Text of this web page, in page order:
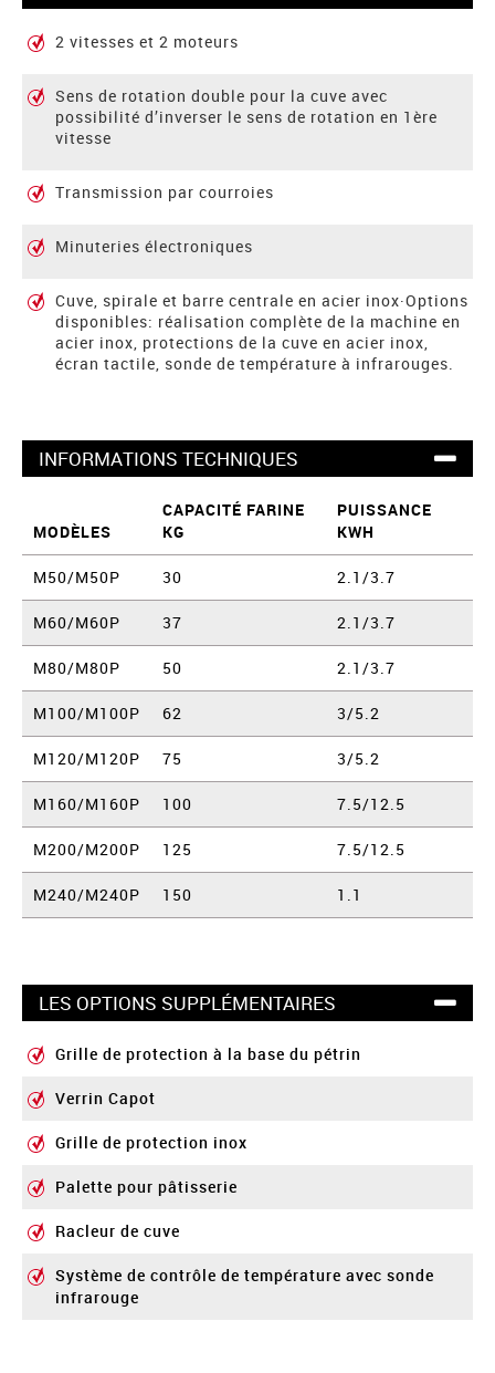
2 vitesses et 2 moteurs
Sens de rotation double pour la cuve avec
possibilité d’inverser le sens de rotation en 1ère
vitesse
Transmission par courroies
Minuteries électroniques
Cuve, spirale et barre centrale en acier inox·Options
disponibles: réalisation complète de la machine en
acier inox, protections de la cuve en acier inox,
écran tactile, sonde de température à infrarouges.
INFORMATIONS TECHNIQUES
MODÈLES
CAPACITÉ FARINE
KG
PUISSANCE
KWH
M50/M50P 30 2.1/3.7
M60/M60P 37 2.1/3.7
M80/M80P 50 2.1/3.7
M100/M100P 62 3/5.2
M120/M120P 75 3/5.2
M160/M160P 100 7.5/12.5
M200/M200P 125 7.5/12.5
M240/M240P 150 1.1
LES OPTIONS SUPPLÉMENTAIRES
Grille de protection à la base du pétrin
Verrin Capot
Grille de protection inox
Palette pour pâtisserie
Racleur de cuve
Système de contrôle de température avec sonde
infrarouge